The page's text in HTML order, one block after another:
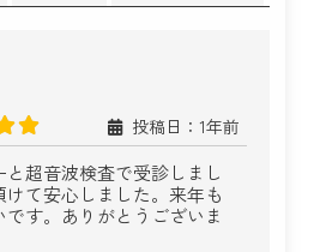
投稿日：1年前
超音波検査で受診しまし
て安心しました。来年も
す。ありがとうございま